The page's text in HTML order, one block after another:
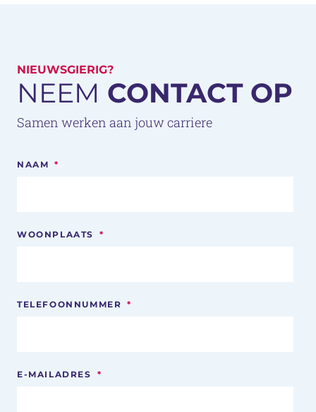
NEEM CONTACT OP
NIEUWSGIERIG?
Samen werken aan jouw carriere
NAAM *
WOONPLAATS *
TELEFOONNUMMER *
E-MAILADRES *